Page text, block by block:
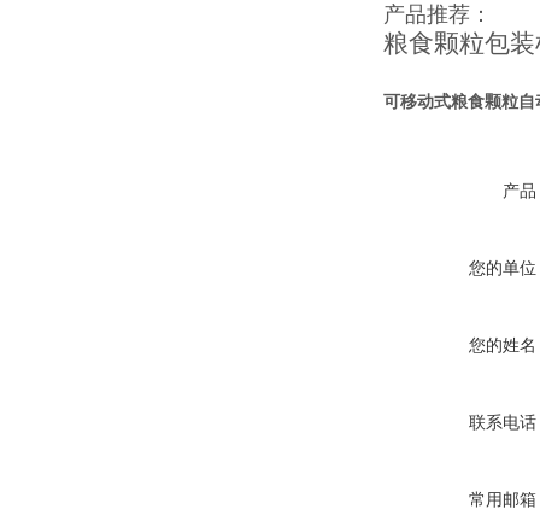
产品推荐：
粮食颗粒包
可移动式粮食颗粒自
产品
您的单位
您的姓名
联系电话
常用邮箱